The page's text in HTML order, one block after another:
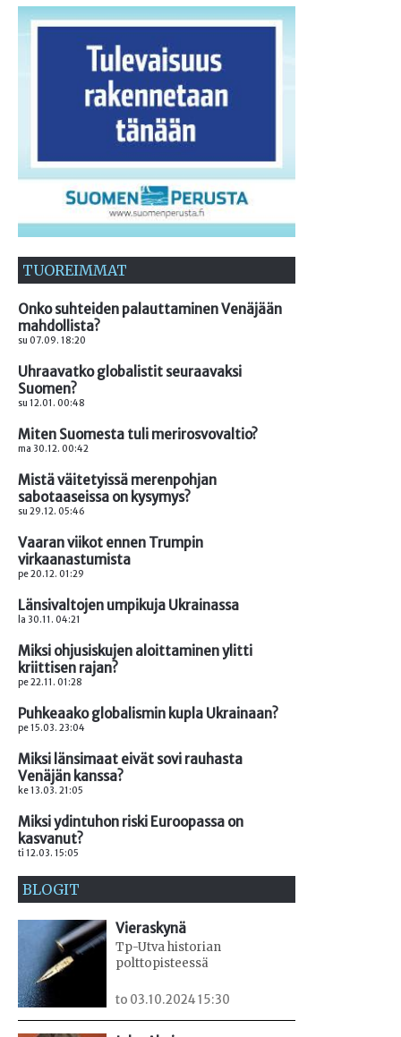
TUOREIMMAT
Onko suhteiden palauttaminen Venäjään
mahdollista?
su 07.09. 18:20
Uhraavatko globalistit seuraavaksi
Suomen?
su 12.01. 00:48
Miten Suomesta tuli merirosvovaltio?
ma 30.12. 00:42
Mistä väitetyissä merenpohjan
sabotaaseissa on kysymys?
su 29.12. 05:46
Vaaran viikot ennen Trumpin
virkaanastumista
pe 20.12. 01:29
Länsivaltojen umpikuja Ukrainassa
la 30.11. 04:21
Miksi ohjusiskujen aloittaminen ylitti
kriittisen rajan?
pe 22.11. 01:28
Puhkeaako globalismin kupla Ukrainaan?
pe 15.03. 23:04
Miksi länsimaat eivät sovi rauhasta
Venäjän kanssa?
ke 13.03. 21:05
Miksi ydintuhon riski Euroopassa on
kasvanut?
ti 12.03. 15:05
BLOGIT
Vieraskynä
Tp-Utva historian
polttopisteessä
to 03.10.2024 15:30